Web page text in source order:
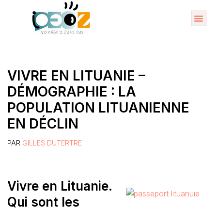
VIVRE EN LITUANIE –
DÉMOGRAPHIE : LA
POPULATION LITUANIENNE
EN DÉCLIN
PAR GILLES DUTERTRE
Vivre en Lituanie.
Qui sont les